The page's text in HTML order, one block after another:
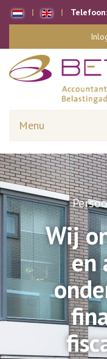
Telefoon:
Menu
Wij
en